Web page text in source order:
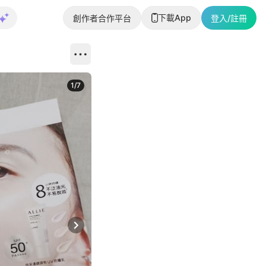
創作者合作平台 下載App 登入/註冊
Next slide
1/7